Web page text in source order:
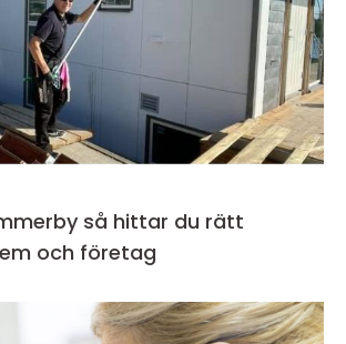
hittar du rätt
och företag